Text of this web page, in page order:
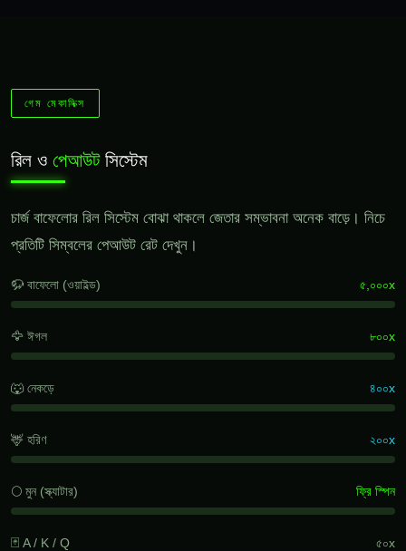
গেম মেকানিক্স
রিল ও পেআউটসিস্টেম
চার্জ বাফেলোর রিল সিস্টেম বোঝা থাকলে জেতার সম্ভাবনা অনেক বাড়ে। নিচে
প্রতিটি সিম্বলের পেআউট রেট দেখুন।
🦬 বাফেলো (ওয়াইল্ড) ৫,০০০x
🦅 ঈগল ৮০০x
🐺 নেকড়ে ৪০০x
🦌 হরিণ ২০০x
🌕 মুন (স্ক্যাটার) ফ্রি স্পিন
🃏 A / K / Q ৫০x